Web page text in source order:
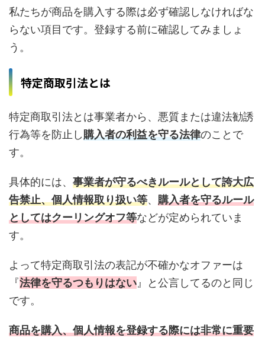
私たちが商品を購入する際は必ず確認しなければな
らない項目です。登録する前に確認してみましょ
う。
特定商取引法とは
特定商取引法とは事業者から、悪質または違法勧誘
行為等を防止し購入者の利益を守る法律のことで
す。
具体的には、 事業者が守るべきルールとして誇大広
告禁止、個人情報取り扱い等、 購入者を守るルール
としてはクーリングオフ等などが定められていま
す。
よって特定商取引法の表記が不確かなオファーは
『法律を守るつもりはない 』と公言してるのと同じ
です。
商品を購入、個人情報を登録する際には非常に重要